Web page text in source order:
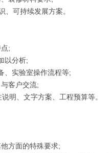
可持续发展方案。
;
以分析;
、实验室操作流程等;
客户交流;
明、文字方案、工程预算等。
方面的特殊要求;